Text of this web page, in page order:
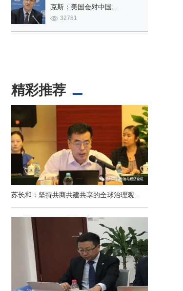
克斯：美国会对中国...
32781
精彩推荐
苏长和：坚持共商共建共享的全球治理观...